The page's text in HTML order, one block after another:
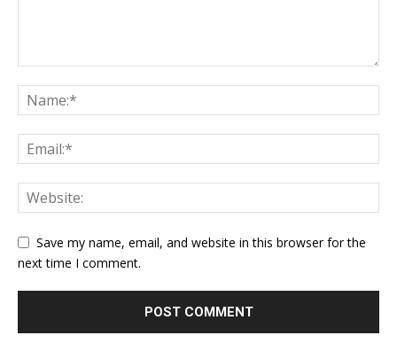
Save my name, email, and website in this browser for the
next time I comment.